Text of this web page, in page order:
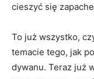
cieszyć się
To już wszystko,
temacie tego, jak
dywanu. Teraz już